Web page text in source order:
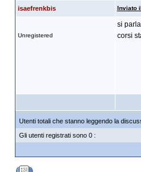
isaefrenkbis Inviato
Unregistered
si
corsi
Utenti totali che stanno leggendo la
Gli utenti registrati sono 0 :